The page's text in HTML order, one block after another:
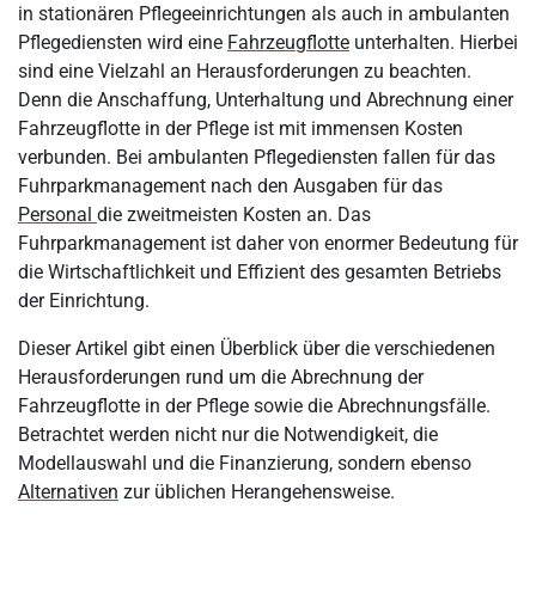
Auswahl der Fahrzeugflotte in der Pflege
Wie funktioniert die Finanzierung & Abrechnung der
Fahrzeugflotte in der Pflege?
Private Fahrzeuge der Pflegekräfte statt Fuhrpark: Wie
funktionieren Abrechnung & Nutzung?
Welche Alternativen gibt es zum klassischen Fuhrpark in der
Pflege?
Fazit: Abrechnung der Fahrzeugflotte in der Pflege
in stationären Pflegeeinrichtungen als auch in ambulanten
Pflegediensten wird eine Fahrzeugflotte unterhalten. Hierbei
sind eine Vielzahl an Herausforderungen zu beachten.
Denn die Anschaffung, Unterhaltung und Abrechnung einer
Fahrzeugflotte in der Pflege ist mit immensen Kosten
verbunden. Bei ambulanten Pflegediensten fallen für das
Fuhrparkmanagement nach den Ausgaben für das
Personal die zweitmeisten Kosten an. Das
Fuhrparkmanagement ist daher von enormer Bedeutung für
die Wirtschaftlichkeit und Effizient des gesamten Betriebs
der Einrichtung.
Dieser Artikel gibt einen Überblick über die verschiedenen
Herausforderungen rund um die Abrechnung der
Fahrzeugflotte in der Pflege sowie die Abrechnungsfälle.
Betrachtet werden nicht nur die Notwendigkeit, die
Modellauswahl und die Finanzierung, sondern ebenso
Alternativen zur üblichen Herangehensweise.